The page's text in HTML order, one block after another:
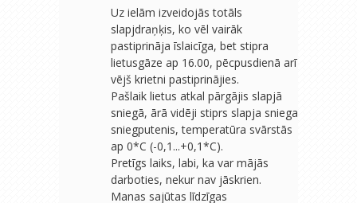
Uz ielām izveidojās totāls
slapjdraņķis, ko vēl vairāk
pastiprināja īslaicīga, bet stipra
lietusgāze ap 16.00, pēcpusdienā arī
vējš krietni pastiprinājies.
Pašlaik lietus atkal pārgājis slapjā
sniegā, ārā vidēji stiprs slapja sniega
sniegputenis, temperatūra svārstās
ap 0*C (-0,1...+0,1*C).
Pretīgs laiks, labi, ka var mājās
darboties, nekur nav jāskrien.
Manas sajūtas līdzīgas